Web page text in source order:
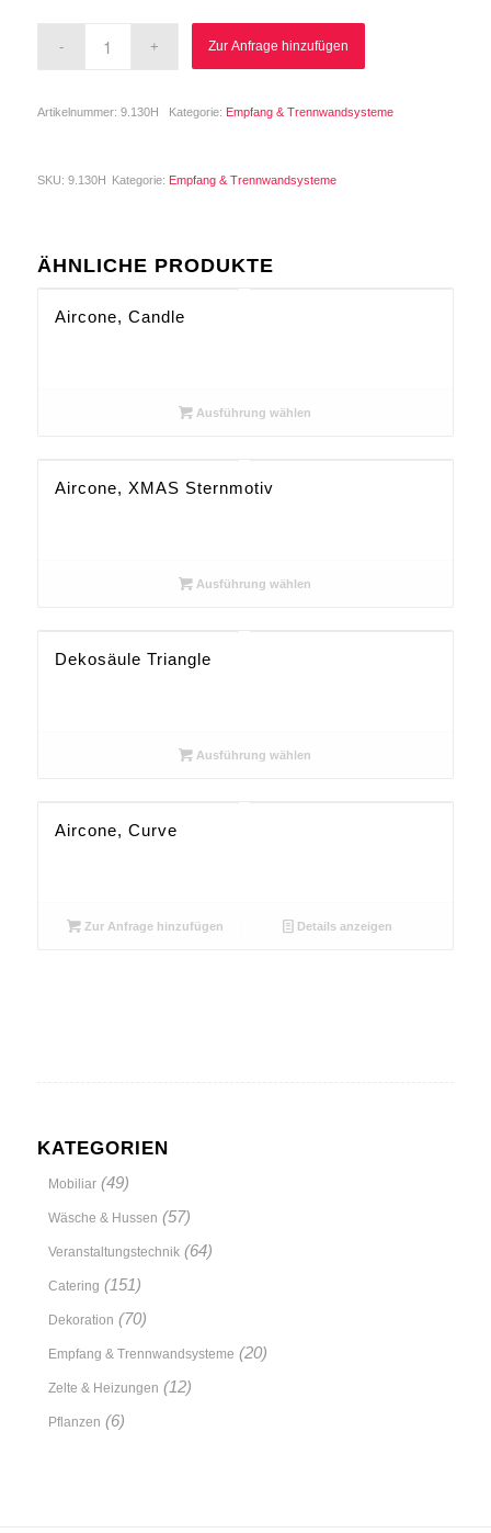
Zur Anfrage hinzufügen
Artikelnummer: 9.130H Kategorie: Empfang & Trennwandsysteme
SKU: 9.130H Kategorie: Empfang & Trennwandsysteme
ÄHNLICHE PRODUKTE
Aircone, Candle
Ausführung wählen
Aircone, XMAS Sternmotiv
Ausführung wählen
Dekosäule Triangle
Ausführung wählen
Aircone, Curve
Zur Anfrage hinzufügen Details anzeigen
KATEGORIEN
Mobiliar (49)
Wäsche & Hussen (57)
Veranstaltungstechnik (64)
Catering (151)
Dekoration (70)
Empfang & Trennwandsysteme (20)
Zelte & Heizungen (12)
Pflanzen (6)